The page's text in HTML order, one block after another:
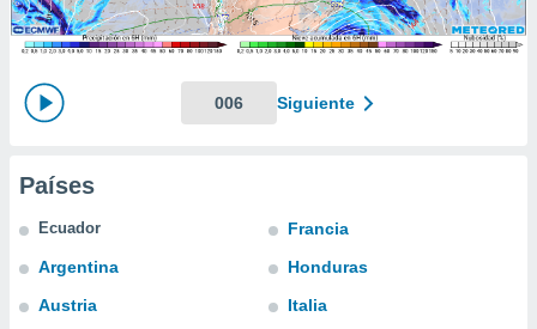
seguir
coste.
botón
a la
todas
CONFIGURACIÓN
006 Siguiente
Países
Ecuador
Argentina
Austria
Francia
Honduras
Italia